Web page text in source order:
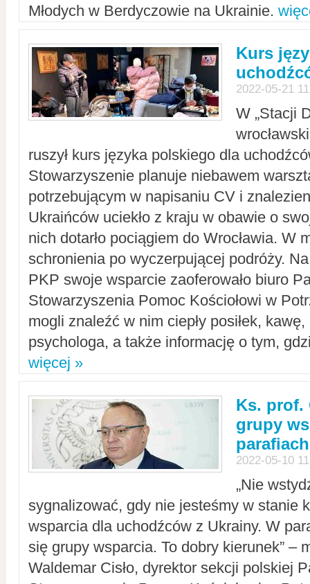
Młodych w Berdyczowie na Ukrainie.
Kurs
2022-05-21
W „Stacji
ruszył kurs języka polskiego dla
Stowarzyszenie planuje niebawem
potrzebującym w napisaniu CV i
Ukraińców uciekło z kraju w obawie o
nich dotarło pociągiem do Wrocławia. W
schronienia po wyczerpującej podróży.
PKP swoje wsparcie zaoferowało biuro
Stowarzyszenia Pomoc Kościołowi w
mogli znaleźć w nim ciepły posiłek,
psychologa, a także informację o tym,
więcej »
Ks. prof.
grupy
parafiach
2022-05-10
„Nie
sygnalizować, gdy nie jesteśmy w stanie
wsparcia dla uchodźców z Ukrainy. W
się grupy wsparcia. To dobry kierunek” –
Waldemar Cisło, dyrektor sekcji polskiej